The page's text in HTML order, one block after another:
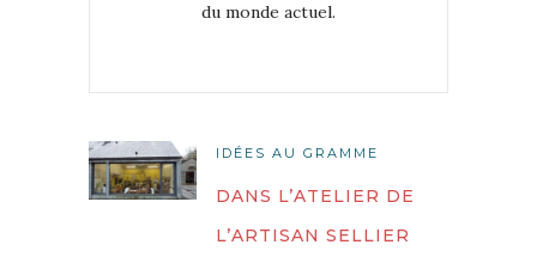
du monde actuel.
IDÉES AU GRAMME
DANS L’ATELIER DE
L’ARTISAN SELLIER